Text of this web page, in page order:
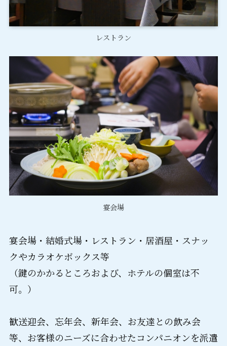
レストラン
宴会場
宴会場・結婚式場・レストラン・居酒屋・スナッ
クやカラオケボックス等
（鍵のかかるところおよび、ホテルの個室は不
可。）
歓送迎会、忘年会、新年会、お友達との飲み会
等、お客様のニーズに合わせたコンパニオンを派遣